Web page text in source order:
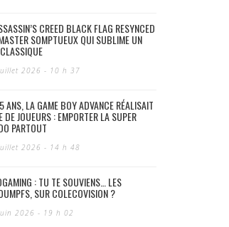
CREED BLACK FLAG RESYNCED
SOMPTUEUX QUI SUBLIME UN
2026 - 10 h 37
ANS, LA GAME BOY ADVANCE RÉALISAIT
DE JOUEURS : EMPORTER LA SUPER
PARTOUT
2026 - 14 h 48
: TU TE SOUVIENS… LES
SUR COLECOVISION ?
2026 - 19 h 02